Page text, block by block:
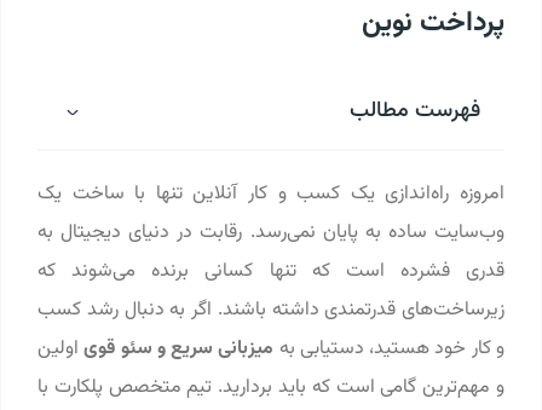
پرداخت نوین
فهرست مطالب
امروزه راه‌اندازی یک کسب‌ و کار آنلاین تنها با ساخت یک
وب‌سایت ساده به پایان نمی‌رسد. رقابت در دنیای دیجیتال به
قدری فشرده است که تنها کسانی برنده می‌شوند که
زیرساخت‌های قدرتمندی داشته باشند. اگر به دنبال رشد کسب‌
و کار خود هستید، دستیابی بهمیزبانی سریع و سئو قویاولین
و مهم‌ترین گامی است که باید بردارید. تیم متخصص پلکارت با